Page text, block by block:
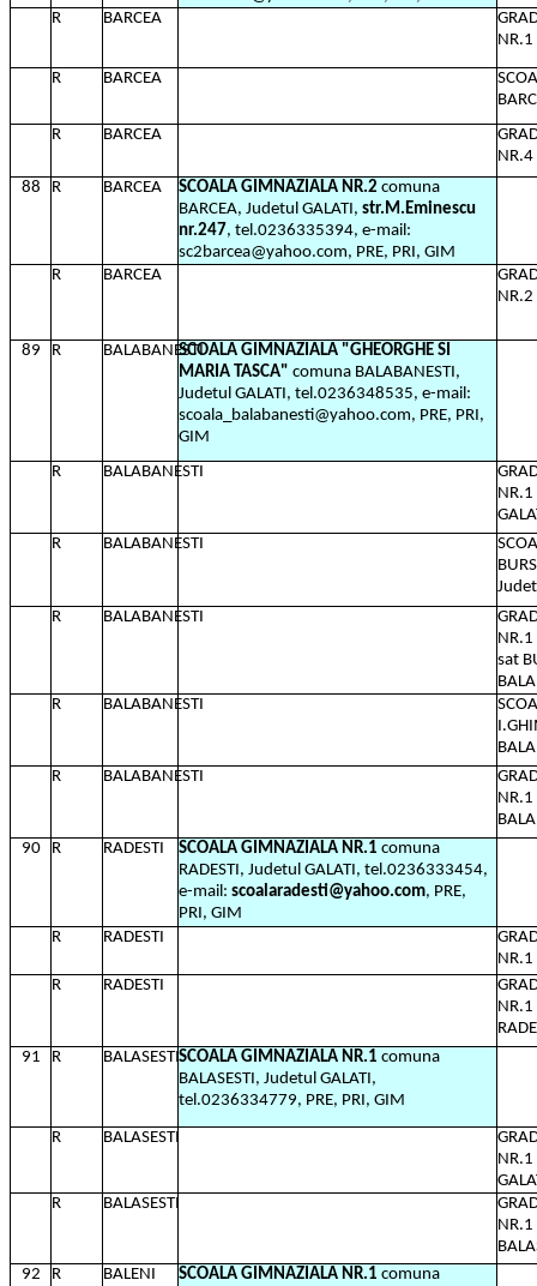
R
BARCEA
NR.1
R BARCEA
R
BARCEA
NR.4
88
R BARCEA SCOALA GIMNAZIALA NR.2 comuna
BARCEA, Judetul GALATI, str.M.Eminescu
nr.247, tel.0236335394, e-mail:
sc2barcea@yahoo.com, PRE, PRI, GIM
R
BARCEA
NR.2
89 R BALABANESTISCOALA GIMNAZIALA "GHEORGHE SI
MARIA TASCA" comuna BALABANESTI,
Judetul GALATI, tel.0236348535, e-mail:
scoala_balabanesti@yahoo.com, PRE, PRI,
GIM
R
BALABANESTI
R
BALABANESTI
R
BALABANESTI
NR.1
sat
R
BALABANESTI
R
BALABANESTI
NR.1
90
R RADESTI SCOALA GIMNAZIALA NR.1 comuna
RADESTI, Judetul GALATI, tel.0236333454,
e-mail: scoalaradesti@yahoo.com, PRE,
PRI, GIM
R
RADESTI
NR.1
R
RADESTI
NR.1
91
R BALASESTISCOALA GIMNAZIALA NR.1 comuna
BALASESTI, Judetul GALATI,
tel.0236334779, PRE, PRI, GIM
R BALASESTI
NR.1
R
BALASESTI
NR.1
92
R BALENI SCOALA GIMNAZIALA NR.1 comuna